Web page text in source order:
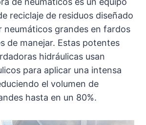
reciclaje de residuos diseñado
neumáticos grandes en fardos
de manejar. Estas potentes
hidráulicas usan
para aplicar una intensa
el volumen de
hasta en un 80%.